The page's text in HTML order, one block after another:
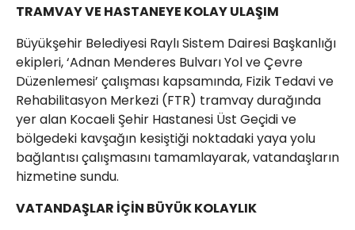
TRAMVAY VE HASTANEYE KOLAY ULAŞIM
Büyükşehir Belediyesi Raylı Sistem Dairesi Başkanlığı
ekipleri, ‘Adnan Menderes Bulvarı Yol ve Çevre
Düzenlemesi’ çalışması kapsamında, Fizik Tedavi ve
Rehabilitasyon Merkezi (FTR) tramvay durağında
yer alan Kocaeli Şehir Hastanesi Üst Geçidi ve
bölgedeki kavşağın kesiştiği noktadaki yaya yolu
bağlantısı çalışmasını tamamlayarak, vatandaşların
hizmetine sundu.
VATANDAŞLAR İÇİN BÜYÜK KOLAYLIK